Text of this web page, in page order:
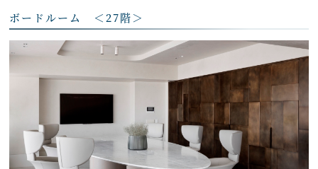
ボードルーム ＜27階＞